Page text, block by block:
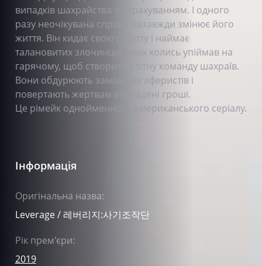
випадків шахрайства зі страхуванням. І одного
разу неочікувана справа назавжди змінює його
життя. Він кидає свою роботу і наймає
талановитих злочинців, яких колись упіймав на
гарячому, щоб створити елітну команду шахраїв.
Вони обдурюють заможних аферистів і
повертають жертвам викрадені гроші.
Це рімейк однойменного американського серіалу.
Інформація
Оригінальна назва:
Leverage / 레버리지:사기조작단
Рік прем'єри:
2019